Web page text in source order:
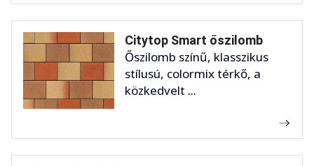
Citytop Smart őszilomb
Őszilomb színű, klasszikus
stílusú, colormix térkő, a
közkedvelt ...